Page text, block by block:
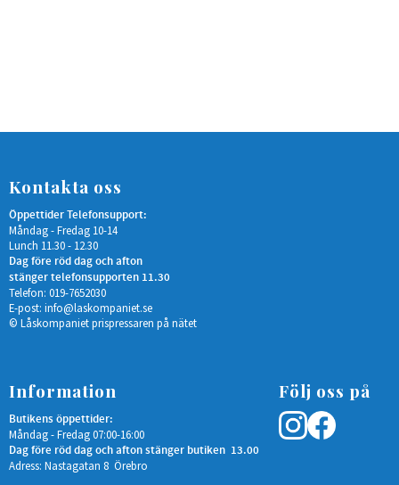
Kontakta oss
Öppettider Telefonsupport:
Måndag - Fredag 10-14
Lunch 11.30 - 12.30
Dag före röd dag och afton
stänger telefonsupporten 11.30
Telefon: 019-7652030
E-post: info@laskompaniet.se
© Låskompaniet prispressaren på nätet
Information
Butikens öppettider:
Måndag - Fredag 07:00-16:00
Dag före röd dag och afton stänger butiken 13.00
Adress: Nastagatan 8 Örebro
Följ oss på